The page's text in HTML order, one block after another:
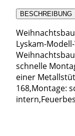
BESCHREIBUNG
Lyskam-
schnelle
einer
168,Montage: